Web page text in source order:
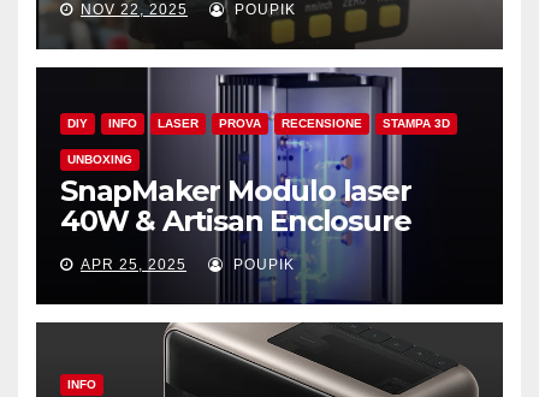
NOV 22, 2025 POUPIK
DIY INFO LASER PROVA RECENSIONE STAMPA 3D
UNBOXING
SnapMaker Modulo laser
40W & Artisan Enclosure
APR 25, 2025 POUPIK
INFO